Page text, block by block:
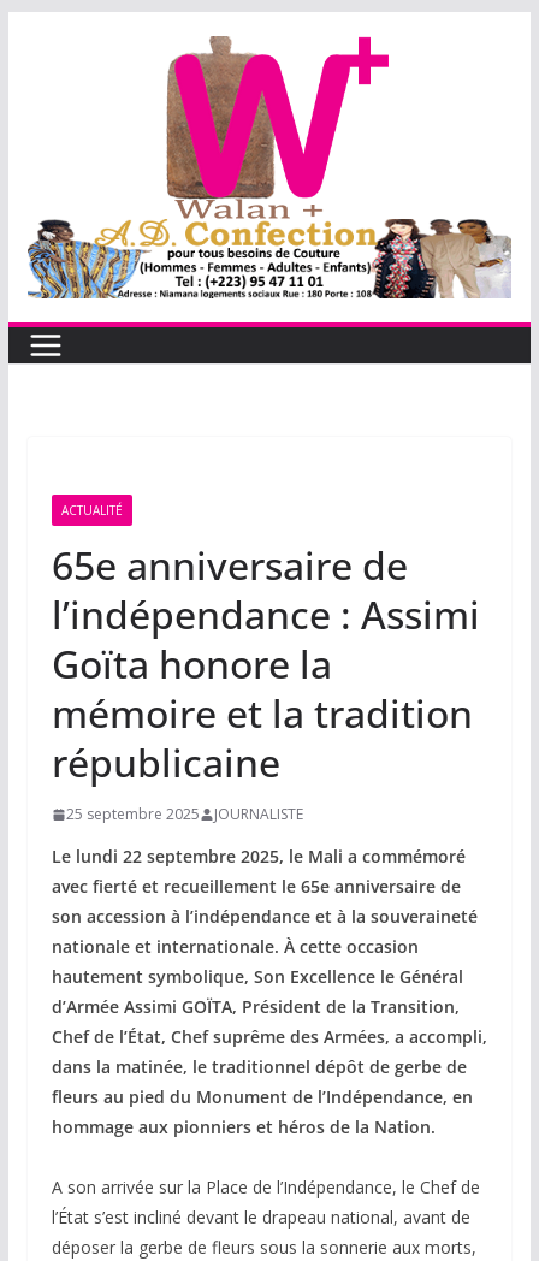
ACTUALITÉ
‎65e anniversaire de
l’indépendance : Assimi
Goïta honore la
mémoire et la tradition
républicaine
25 septembre 2025 JOURNALISTE
Le lundi 22 septembre 2025, le Mali a commémoré
avec fierté et recueillement le 65e anniversaire de
son accession à l’indépendance et à la souveraineté
nationale et internationale. À cette occasion
hautement symbolique, Son Excellence le Général
d’Armée Assimi GOÏTA, Président de la Transition,
Chef de l’État, Chef suprême des Armées, a accompli,
dans la matinée, le traditionnel dépôt de gerbe de
fleurs au pied du Monument de l’Indépendance, en
hommage aux pionniers et héros de la Nation.
‎A son arrivée sur la Place de l’Indépendance, le Chef de
l’État s’est incliné devant le drapeau national, avant de
déposer la gerbe de fleurs sous la sonnerie aux morts,